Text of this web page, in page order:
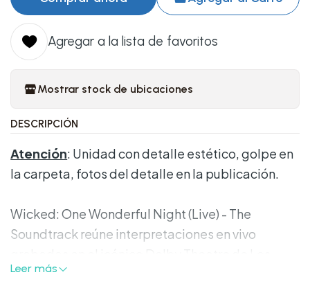
Agregar a la lista de favoritos
Mostrar stock de ubicaciones
DESCRIPCIÓN
Atención: Unidad con detalle estético, golpe en
la carpeta, fotos del detalle en la publicación.
Wicked: One Wonderful Night (Live) - The
Soundtrack reúne interpretaciones en vivo
Ángeles para el evento televisivo de NBC
Leer más